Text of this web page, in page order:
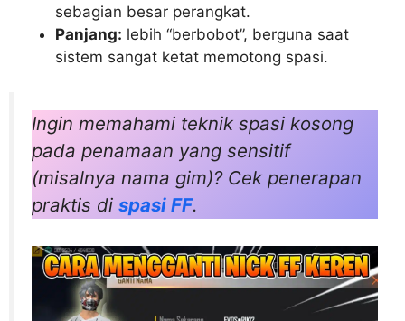
sebagian besar perangkat.
Panjang: lebih “berbobot”, berguna saat
sistem sangat ketat memotong spasi.
Ingin memahami teknik spasi kosong
pada penamaan yang sensitif
(misalnya nama gim)? Cek penerapan
praktis di spasi FF.